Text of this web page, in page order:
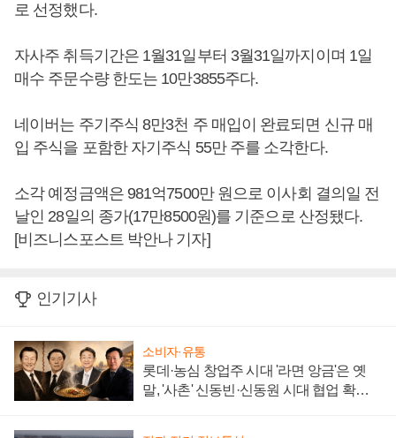
로 선정했다.
자사주 취득기간은 1월31일부터 3월31일까지이며 1일
매수 주문수량 한도는 10만3855주다.
네이버는 주기주식 8만3천 주 매입이 완료되면 신규 매
입 주식을 포함한 자기주식 55만 주를 소각한다.
소각 예정금액은 981억7500만 원으로 이사회 결의일 전
날인 28일의 종가(17만8500원)를 기준으로 산정됐다.
[비즈니스포스트 박안나 기자]
인기기사
소비자·유통
롯데·농심 창업주 시대 '라면 앙금'은 옛
말, '사촌' 신동빈·신동원 시대 협업 확대